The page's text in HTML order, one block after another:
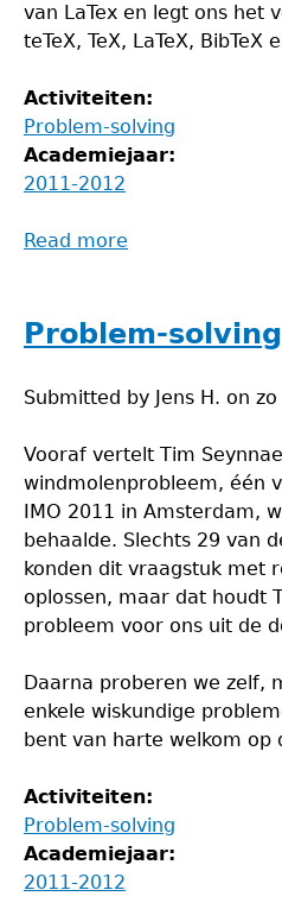
van LaTex en legt ons het
teTeX, TeX, LaTeX, BibTeX
Activiteiten:
Problem-solving
Academiejaar:
2011-2012
Read more
Problem-
Submitted by Jens H. on
Vooraf vertelt Tim
windmolenprobleem, één
IMO 2011 in Amsterdam,
behaalde. Slechts 29 van
konden dit vraagstuk met
oplossen, maar dat houdt
probleem voor ons uit de
Daarna proberen we zelf,
enkele wiskundige
bent van harte welkom op
Activiteiten:
Problem-solving
Academiejaar:
2011-2012